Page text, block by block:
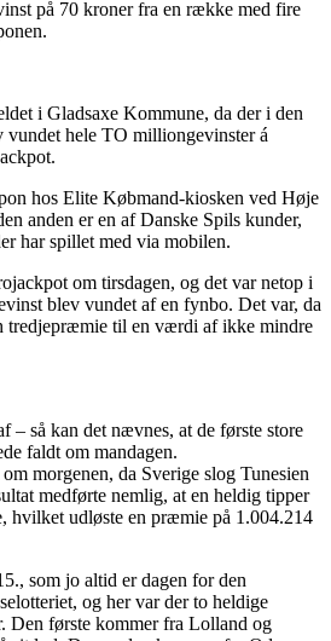
på 70 kroner fra en række med fire
i Gladsaxe Kommune, da der i den
vundet hele TO milliongevinster á
hos Elite Købmand-kiosken ved Høje
anden er en af Danske Spils kunder,
har spillet med via mobilen.
om tirsdagen, og det var netop i
blev vundet af en fynbo. Det var, da
tredjepræmie til en værdi af ikke mindre
– så kan det nævnes, at de første store
faldt om mandagen.
morgenen, da Sverige slog Tunesien
medførte nemlig, at en heldig tipper
hvilket udløste en præmie på 1.004.214
som jo altid er dagen for den
og her var der to heldige
Den første kommer fra Lolland og